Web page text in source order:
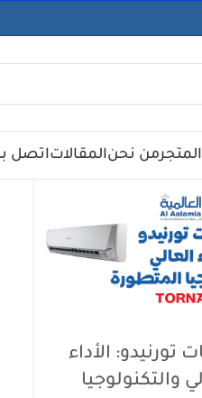
المتجرمن نحنالمقالاتاتصل
تورنيدو: الأداء
والتكنولوجيا